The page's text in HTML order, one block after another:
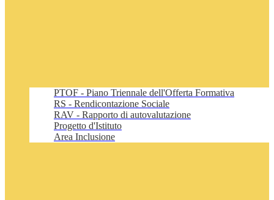
PTOF - Piano Triennale dell'Offerta Formativa
RS - Rendicontazione Sociale
RAV - Rapporto di autovalutazione
Progetto d'Istituto
Area Inclusione